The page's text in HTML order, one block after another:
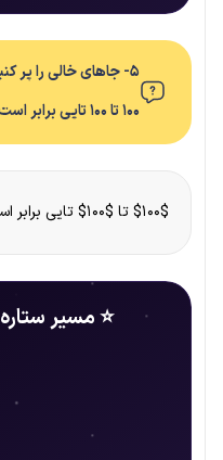
۵- جاهای خالی را پر کنید.
۱۰۰ تا ۱۰۰ تایی برابر است با یک … .
$۱۰۰$ تا $۱۰۰$ تایی برابر است با یک $۱۰,۰۰۰$.
⭐ مسیر